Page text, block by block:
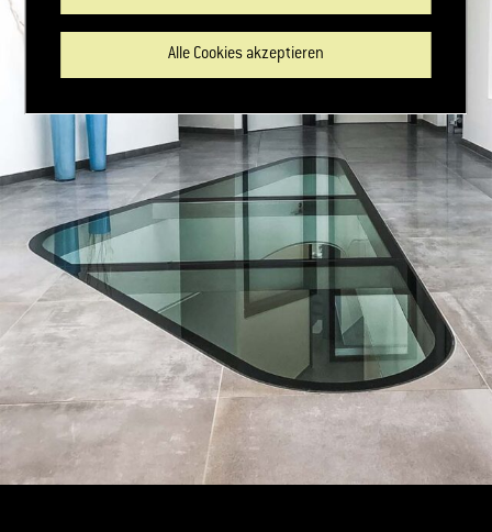
Alle Cookies akzeptieren